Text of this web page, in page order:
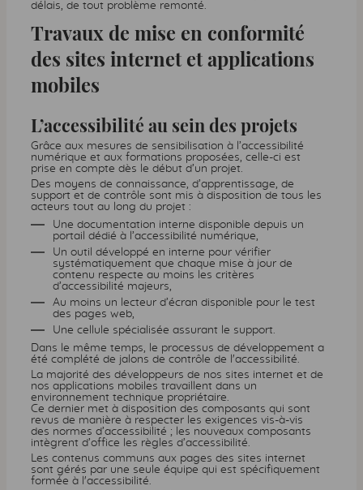
délais, de tout problème remonté.
Travaux de mise en conformité
des sites internet et applications
mobiles
L’accessibilité au sein des projets
Grâce aux mesures de sensibilisation à l’accessibilité
numérique et aux formations proposées, celle-ci est
prise en compte dès le début d’un projet.
Des moyens de connaissance, d’apprentissage, de
support et de contrôle sont mis à disposition de tous les
acteurs tout au long du projet :
Une documentation interne disponible depuis un
portail dédié à l’accessibilité numérique,
Un outil développé en interne pour vérifier
systématiquement que chaque mise à jour de
contenu respecte au moins les critères
d’accessibilité majeurs,
Au moins un lecteur d’écran disponible pour le test
des pages web,
Une cellule spécialisée assurant le support.
Dans le même temps, le processus de développement a
été complété de jalons de contrôle de l'accessibilité.
La majorité des développeurs de nos sites internet et de
nos applications mobiles travaillent dans un
environnement technique propriétaire.
Ce dernier met à disposition des composants qui sont
revus de manière à respecter les exigences vis-à-vis
des normes d’accessibilité ; les nouveaux composants
intègrent d’office les règles d’accessibilité.
Les contenus communs aux pages des sites internet
sont gérés par une seule équipe qui est spécifiquement
formée à l'accessibilité.